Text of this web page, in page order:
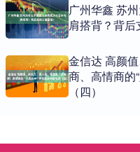
广州华鑫 苏
肩搭背？背后
金信达 高颜
商、高情商的
（四）